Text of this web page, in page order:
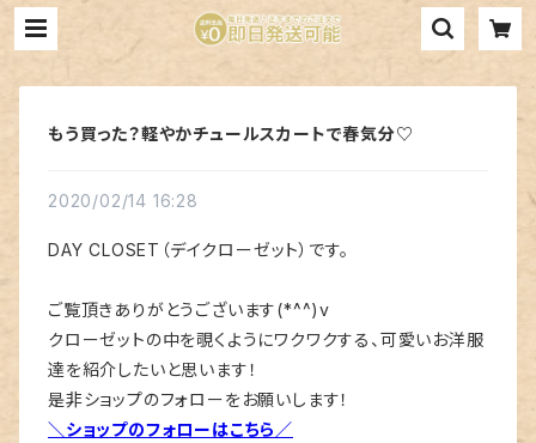
もう買った？軽やかチュールスカートで春気分♡
2020/02/14 16:28
DAY CLOSET（デイクローゼット）です。
ご覧頂きありがとうございます(*^^)v
クローゼットの中を覗くようにワクワクする、可愛いお洋服
達を紹介したいと思います！
是非ショップのフォローをお願いします！
＼ショップのフォローはこちら／